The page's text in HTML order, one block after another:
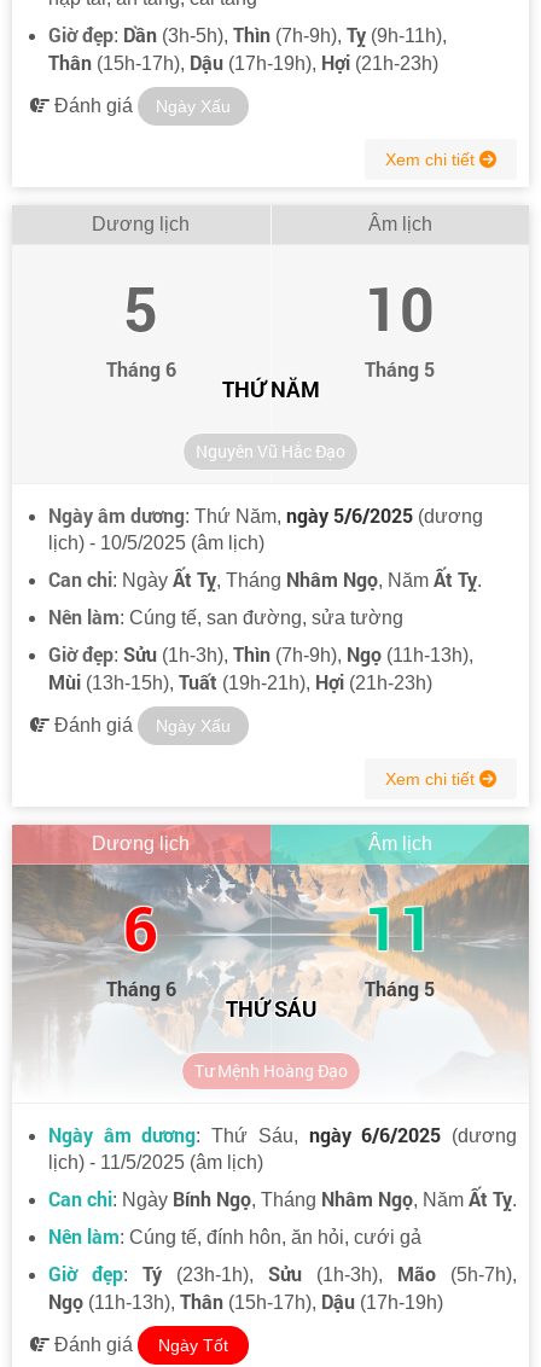
Giờ đẹp: Dần (3h-5h), Thìn (7h-9h), Tỵ (9h-11h),
Thân (15h-17h), Dậu (17h-19h), Hợi (21h-23h)
Đánh giá Ngày Xấu
Xem chi tiết
Dương lịch
5
Tháng 6
Âm lịch
10
Tháng 5
THỨ NĂM
Nguyên Vũ Hắc Đạo
Ngày âm dương: Thứ Năm, ngày 5/6/2025 (dương
lịch) - 10/5/2025 (âm lịch)
Can chi: Ngày Ất Tỵ, Tháng Nhâm Ngọ, Năm Ất Tỵ.
Nên làm: Cúng tế, san đường, sửa tường
Giờ đẹp: Sửu (1h-3h), Thìn (7h-9h), Ngọ (11h-13h),
Mùi (13h-15h), Tuất (19h-21h), Hợi (21h-23h)
Đánh giá Ngày Xấu
Xem chi tiết
Dương lịch
6
Tháng 6
Âm lịch
11
Tháng 5
THỨ SÁU
Tư Mệnh Hoàng Đạo
Ngày âm dương: Thứ Sáu, ngày 6/6/2025 (dương
lịch) - 11/5/2025 (âm lịch)
Can chi: Ngày Bính Ngọ, Tháng Nhâm Ngọ, Năm Ất Tỵ.
Nên làm: Cúng tế, đính hôn, ăn hỏi, cưới gả
Giờ đẹp: Tý (23h-1h), Sửu (1h-3h), Mão (5h-7h),
Ngọ (11h-13h), Thân (15h-17h), Dậu (17h-19h)
Đánh giá Ngày Tốt